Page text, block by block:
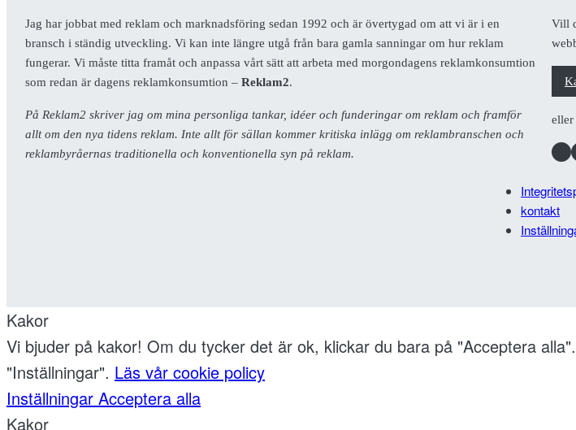
Jag har jobbat med reklam och marknadsföring sedan 1992 och är övertygad om att vi är i en
bransch i ständig utveckling. Vi kan inte längre utgå från bara gamla sanningar om hur reklam
fungerar. Vi måste titta framåt och anpassa vårt sätt att arbeta med morgondagens reklamkonsumtion
som redan är dagens reklamkonsumtion –Reklam2.
På Reklam2 skriver jag om mina personliga tankar, idéer och funderingar om reklam och framför
allt om den nya tidens reklam. Inte allt för sällan kommer kritiska inlägg om reklambranschen och
reklambyråernas traditionella och konventionella syn på reklam.
Vill
Facebook
kontakt
Kakor
Vi bjuder på kakor! Om du tycker det är ok, klickar du bara på "Acceptera
"Inställningar". Läs vår cookie policy
Inställningar Acceptera alla
Kakor